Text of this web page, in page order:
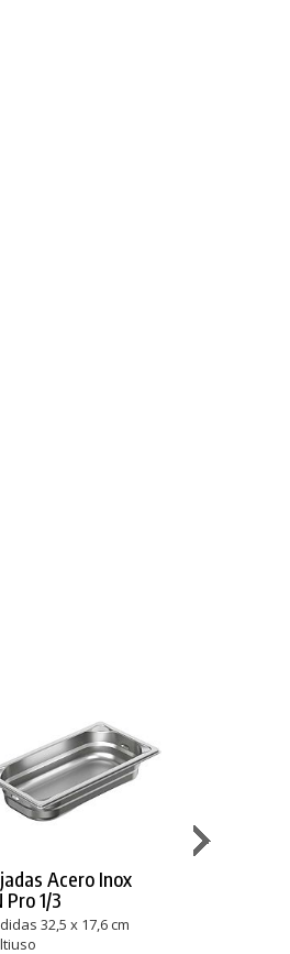
Acero Inox
Pro 1/3
32,5 x 17,6 cm